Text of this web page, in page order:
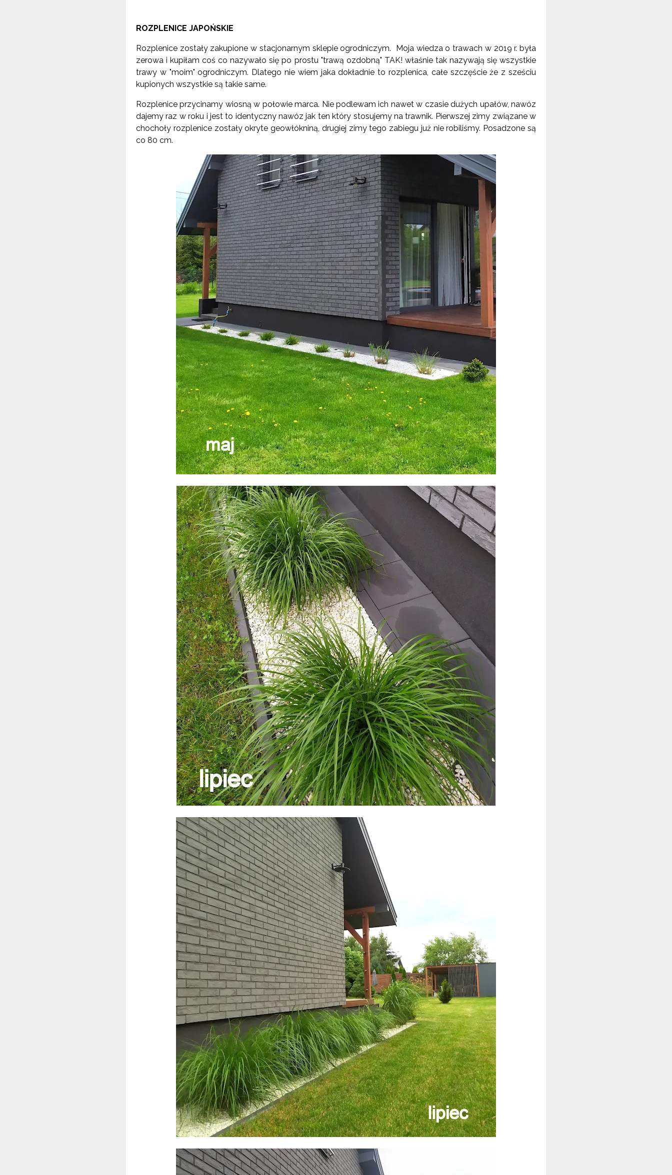
ROZPLENICE JAPOŃSKIE
Rozplenice zostały zakupione w stacjonarnym sklepie ogrodniczym. Moja wiedza o trawach w 2019 r. była
zerowa i kupiłam coś co nazywało się po prostu "trawą ozdobną" TAK! właśnie tak nazywają się wszystkie
trawy w "moim" ogrodniczym. Dlatego nie wiem jaka dokładnie to rozplenica, całe szczęście że z sześciu
kupionych wszystkie są takie same.
Rozplenice przycinamy wiosną w połowie marca. Nie podlewam ich nawet w czasie dużych upałów, nawóz
dajemy raz w roku i jest to identyczny nawóz jak ten który stosujemy na trawnik. Pierwszej zimy związane w
chochoły rozplenice zostały okryte geowłókniną, drugiej zimy tego zabiegu już nie robiliśmy. Posadzone są
co 80 cm.